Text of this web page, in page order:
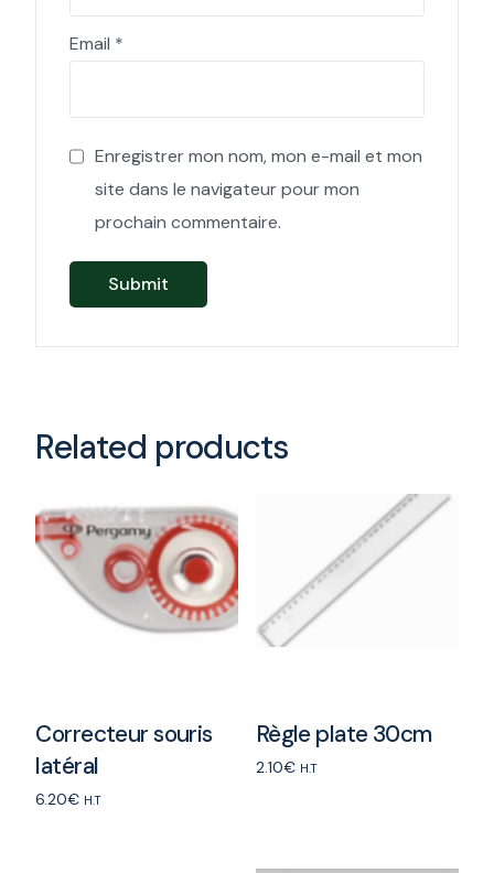
Email *
Enregistrer mon nom, mon e-mail et mon
site dans le navigateur pour mon
prochain commentaire.
Related products
Correcteur souris
latéral
6.20€ H.T
Règle plate 30cm
2.10€ H.T